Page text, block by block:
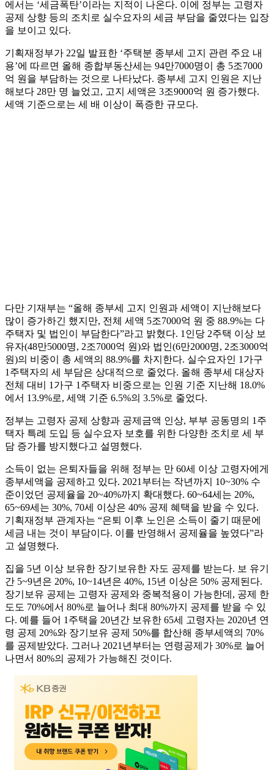
에서는 ‘세금폭탄’이라는 지적이 나온다. 이에 정부는 고령자
공제 상향 등의 조치로 실수요자의 세금 부담을 줄였다는 입장
을 보이고 있다.
기획재정부가 22일 발표한 ‘주택분 종부세 고지 관련 주요 내
용’에 따르면 올해 종합부동산세는 94만7000명이 총 5조7000
억 원을 부담하는 것으로 나타났다. 종부세 고지 인원은 지난
해보다 28만 명 늘었고, 고지 세액은 3조9000억 원 증가했다.
세액 기준으로는 세 배 이상이 폭증한 규모다.
다만 기재부는 “올해 종부세 고지 인원과 세액이 지난해보다
많이 증가하긴 했지만, 전체 세액 5조7000억 원 중 88.9%는 다
주택자 및 법인이 부담한다”라고 밝혔다. 1인당 2주택 이상 보
유자(48만5000명, 2조7000억 원)와 법인(6만2000명, 2조3000억
원)의 비중이 총 세액의 88.9%를 차지한다. 실수요자인 1가구
1주택자의 세 부담은 상대적으로 줄었다. 올해 종부세 대상자
전체 대비 1가구 1주택자 비중으로는 인원 기준 지난해 18.0%
에서 13.9%로, 세액 기준 6.5%의 3.5%로 줄었다.
정부는 고령자 공제 상향과 공제금액 인상, 부부 공동명의 1주
택자 특례 도입 등 실수요자 보호를 위한 다양한 조치로 세 부
담 증가를 방지했다고 설명했다.
소득이 없는 은퇴자들을 위해 정부는 만 60세 이상 고령자에게
종부세액을 공제하고 있다. 2021부터는 작년까지 10~30% 수
준이었던 공제율을 20~40%까지 확대했다. 60~64세는 20%,
65~69세는 30%, 70세 이상은 40% 공제 혜택을 받을 수 있다.
기획재정부 관계자는 “은퇴 이후 노인은 소득이 줄기 때문에
세금 내는 것이 부담이다. 이를 반영해서 공제율을 높였다”라
고 설명했다.
집을 5년 이상 보유한 장기보유한 자도 공제를 받는다. 보 유기
간 5~9년은 20%, 10~14년은 40%, 15년 이상은 50% 공제된다.
장기보유 공제는 고령자 공제와 중복적용이 가능한데, 공제 한
도도 70%에서 80%로 늘어나 최대 80%까지 공제를 받을 수 있
다. 예를 들어 1주택을 20년간 보유한 65세 고령자는 2020년 연
령 공제 20%와 장기보유 공제 50%를 합산해 종부세액의 70%
를 공제받았다. 그러나 2021년부터는 연령공제가 30%로 늘어
나면서 80%의 공제가 가능해진 것이다.